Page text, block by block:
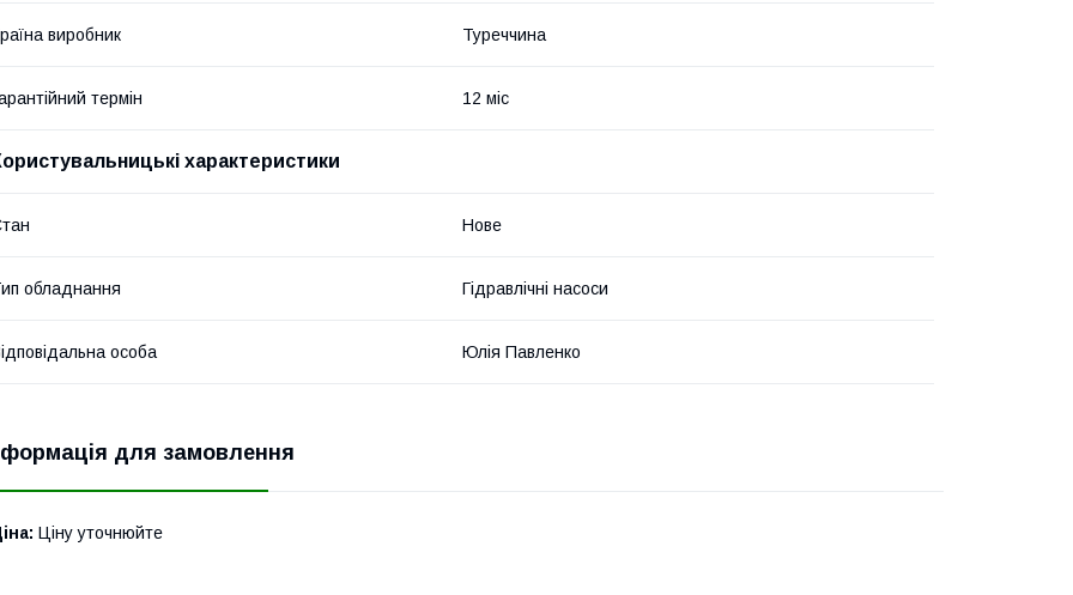
виробник Туреччина
термін 12 міс
характеристики
Нове
обладнання Гідравлічні насоси
особа Юлія Павленко
для замовлення
Ціну уточнюйте